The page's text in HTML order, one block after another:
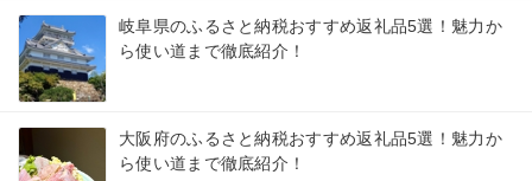
岐阜県のふるさと納税おすすめ返礼品5選！魅力か
ら使い道まで徹底紹介！
大阪府のふるさと納税おすすめ返礼品5選！魅力か
ら使い道まで徹底紹介！